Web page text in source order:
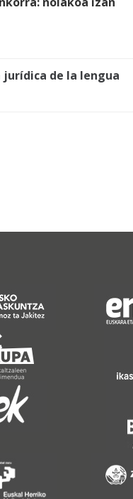
jurídica de la lengua